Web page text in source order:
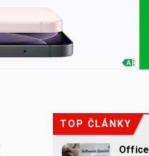
TOP ČLÁNKY
Office